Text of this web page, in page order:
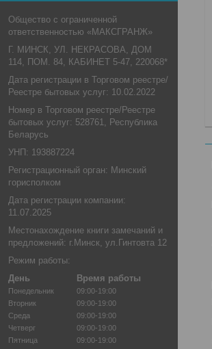
Общество с ограниченной
ответственностью «МАКСГРАНЖ»
Г. МИНСК, УЛ. НЕКРАСОВА, ДОМ
114, ПОМ. 84, КАБИНЕТ 5-47, 220068*
Дата регистрации в Торговом реестре/
Реестре бытовых услуг: 10.02.2022
Номер в Торговом реестре/Реестре
бытовых услуг: 528761, Республика
Беларусь
УНП: 193887224
Регистрационный орган: Минский
горисполком
Дата регистрации компании:
11.07.2025
Местонахождение книги замечаний и
предложений: г.Минск, ул.Гинтовта 12
Режим работы:
День
Время работы
Понедельник
09:00-19:00
Вторник
09:00-19:00
Среда
09:00-19:00
Четверг
09:00-19:00
Пятница
09:00-19:00